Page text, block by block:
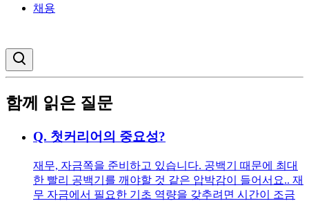
채용
함께 읽은 질문
Q. 첫커리어의 중요성?
재무, 자금쪽을 준비하고 있습니다. 공백기 때문에 최대
한 빨리 공백기를 깨야할 것 같은 압박감이 들어서요.. 재
무 자금에서 필요한 기초 역량을 갖추려면 시간이 조금